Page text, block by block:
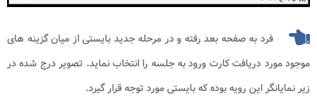
فرد به صفحه بعد رفته و در مرحله جدید بایستی از میان گزینه های
موجود مورد دریافت کارت ورود به جلسه را انتخاب نماید. تصویر درج شده در
زیر نمایانگر این رویه بوده که بایستی مورد توجه قرار گیرد.